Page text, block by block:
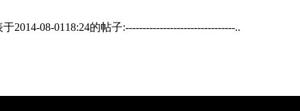
08-0118:24的帖子:--------------------------------..